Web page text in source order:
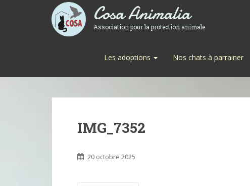
Cosa Animalia
Association pour la protection animale
Les adoptions Nos chats à parrainer
IMG_7352
20 octobre 2025